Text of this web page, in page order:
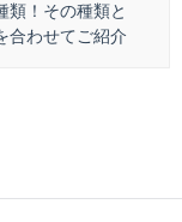
類！その種類と
合わせてご紹介